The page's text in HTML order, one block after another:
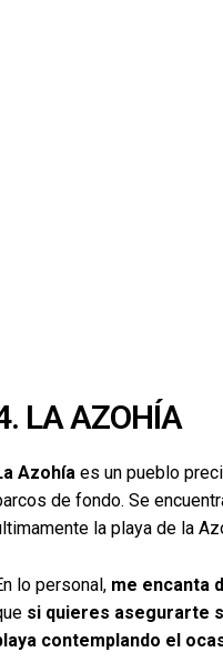
LA AZOHÍA
Azohía es un pueblo
de fondo. Se
la playa de la
lo personal, me encanta
si quieres asegurarte
contemplando el